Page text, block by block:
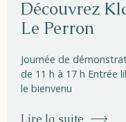
Découvrez
Le Perron
Journée de
de 11 h à 17 h Entrée
le bienvenu
Lire la suite